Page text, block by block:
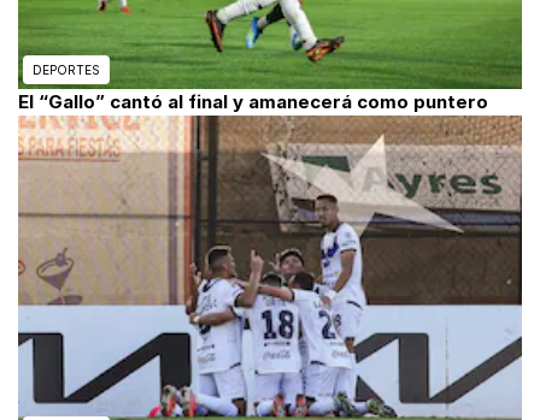
DEPORTES
El “Gallo” cantó al final y amanecerá como puntero